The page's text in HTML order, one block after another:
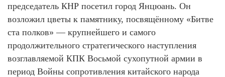
председатель КНР посетил город Янцюань. Он
возложил цветы к памятнику, посвящённому «Битве
ста полков» — крупнейшего и самого
продолжительного стратегического наступления
возглавляемой КПК Восьмой сухопутной армии в
период Войны сопротивления китайского народа